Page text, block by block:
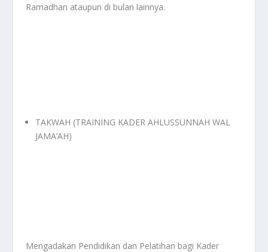
Ramadhan ataupun di bulan lainnya.
TAKWAH (TRAINING KADER AHLUSSUNNAH WAL
JAMA’AH)
Mengadakan Pendidikan dan Pelatihan bagi Kader